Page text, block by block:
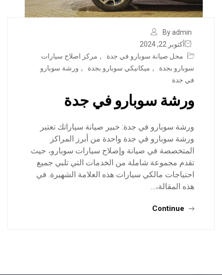
By admin
أكتوبر 22, 2024
محل صيانة سوبارو في جدة
, مركز اصلاح سيارات
سوبارو بجدة
, ميكانيكي سوبارو بجدة , ورشة سوبارو
في جدة
ورشة سوبارو في جدة
ورشة سوبارو في جدة: خبير صيانة سياراتك تعتبر
ورشة سوبارو في جدة واحدة من أبرز المراكز
المتخصصة في صيانة وإصلاح سيارات سوبارو، حيث
تقدم مجموعة شاملة من الخدمات التي تلبي جميع
احتياجات مالكي سيارات هذه العلامة الشهيرة. في
هذه المقالة،…
Continue